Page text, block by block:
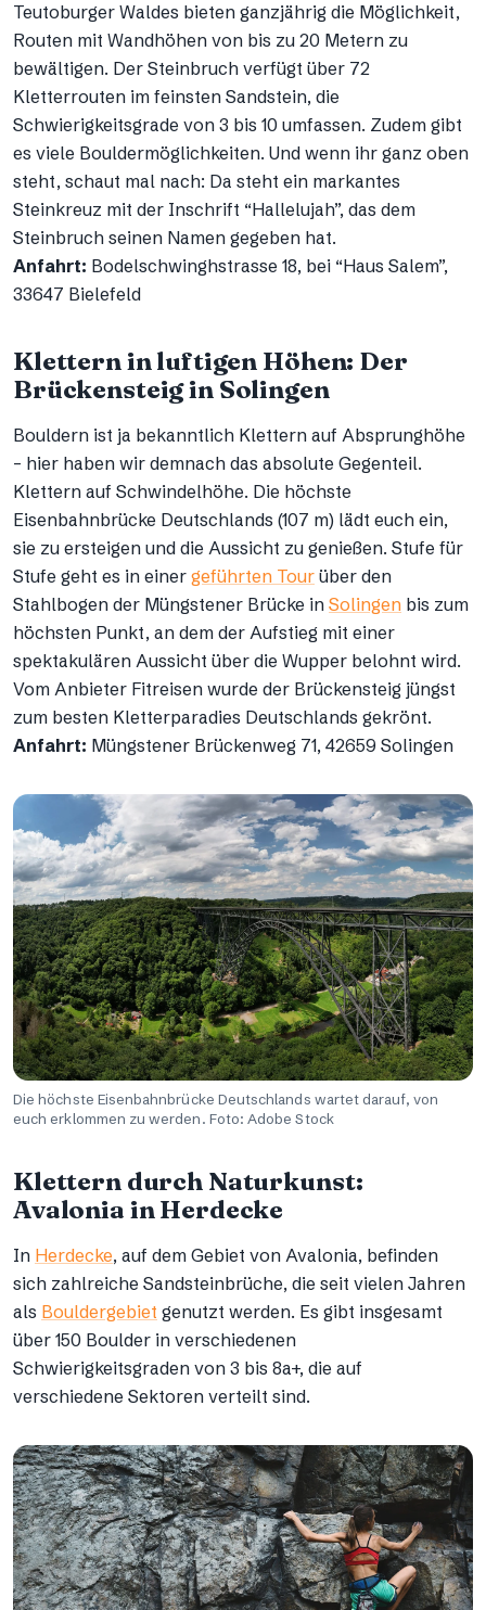
Teutoburger Waldes bieten ganzjährig die Möglichkeit,
Routen mit Wandhöhen von bis zu 20 Metern zu
bewältigen. Der Steinbruch verfügt über 72
Kletterrouten im feinsten Sandstein, die
Schwierigkeitsgrade von 3 bis 10 umfassen. Zudem gibt
es viele Bouldermöglichkeiten. Und wenn ihr ganz oben
steht, schaut mal nach: Da steht ein markantes
Steinkreuz mit der Inschrift “Hallelujah”, das dem
Steinbruch seinen Namen gegeben hat.
Anfahrt: Bodelschwinghstrasse 18, bei “Haus Salem”,
33647 Bielefeld
Klettern in luftigen Höhen: Der
Brückensteig in Solingen
Bouldern ist ja bekanntlich Klettern auf Absprunghöhe
– hier haben wir demnach das absolute Gegenteil.
Klettern auf Schwindelhöhe. Die höchste
Eisenbahnbrücke Deutschlands (107 m) lädt euch ein,
sie zu ersteigen und die Aussicht zu genießen. Stufe für
Stufe geht es in einer geführten Tour über den
Stahlbogen der Müngstener Brücke in Solingen bis zum
höchsten Punkt, an dem der Aufstieg mit einer
spektakulären Aussicht über die Wupper belohnt wird.
Vom Anbieter Fitreisen wurde der Brückensteig jüngst
zum besten Kletterparadies Deutschlands gekrönt.
Anfahrt: Müngstener Brückenweg 71, 42659 Solingen
Die höchste Eisenbahnbrücke Deutschlands wartet darauf, von
euch erklommen zu werden. Foto: Adobe Stock
Klettern durch Naturkunst:
Avalonia in Herdecke
In Herdecke, auf dem Gebiet von Avalonia, befinden
sich zahlreiche Sandsteinbrüche, die seit vielen Jahren
als Bouldergebiet genutzt werden. Es gibt insgesamt
über 150 Boulder in verschiedenen
Schwierigkeitsgraden von 3 bis 8a+, die auf
verschiedene Sektoren verteilt sind.